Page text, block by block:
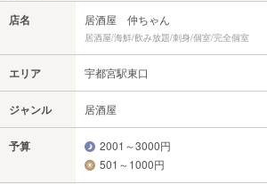
店名 居酒屋 仲ちゃん
居酒屋/海鮮/飲み放題/刺身/個室/完全個室
エリア 宇都宮駅東口
ジャンル 居酒屋
予算
2001～3000円
501～1000円